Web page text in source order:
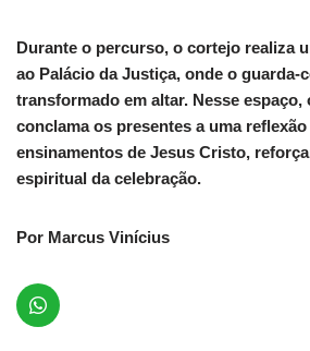
Durante o percurso, o cortejo realiza
ao Palácio da Justiça, onde o guarda-
transformado em altar. Nesse espaço,
conclama os presentes a uma
ensinamentos de Jesus Cristo,
espiritual da celebração.
Por Marcus Vinícius